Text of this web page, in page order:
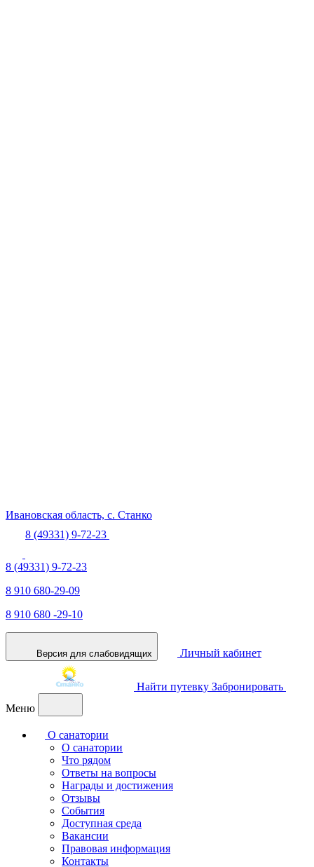
Ивановская область, с. Станко
8 (49331) 9-72-23
8 (49331) 9-72-23
8 910 680-29-09
8 910 680 -29-10
Версия для слабовидящих Личный кабинет
Найти путевку Забронировать
Меню
О санатории
О санатории
Что рядом
Ответы на вопросы
Награды и достижения
Отзывы
События
Доступная среда
Вакансии
Правовая информация
Контакты